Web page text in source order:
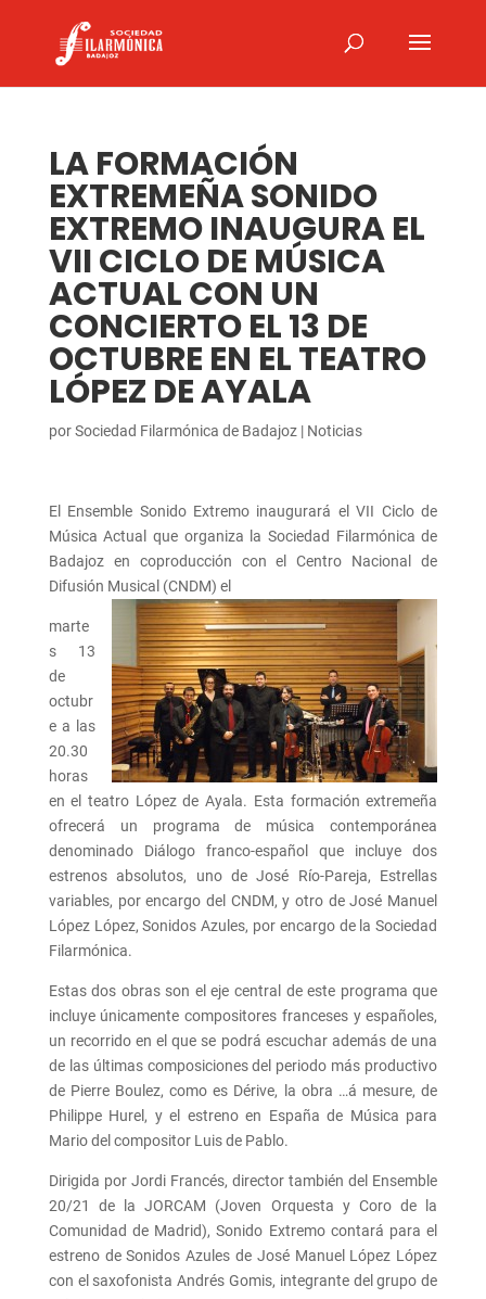
LA FORMACIÓN
EXTREMEÑA SONIDO
EXTREMO INAUGURA EL
VII CICLO DE MÚSICA
ACTUAL CON UN
CONCIERTO EL 13 DE
OCTUBRE EN EL TEATRO
LÓPEZ DE AYALA
porSociedad Filarmónica de Badajoz| Noticias
El Ensemble Sonido Extremo inaugurará el VII Ciclo de
Música Actual que organiza la Sociedad Filarmónica de
Badajoz en coproducción con el Centro Nacional de
Difusión Musical (CNDM) el
marte
s 13
de
octubr
e a las
20.30
horas
en el teatro López de Ayala. Esta formación extremeña
ofrecerá un programa de música contemporánea
denominado Diálogo franco-español que incluye dos
estrenos absolutos, uno de José Río-Pareja, Estrellas
variables, por encargo del CNDM, y otro de José Manuel
López López, Sonidos Azules, por encargo de la Sociedad
Filarmónica.
Estas dos obras son el eje central de este programa que
incluye únicamente compositores franceses y españoles,
un recorrido en el que se podrá escuchar además de una
de las últimas composiciones del periodo más productivo
de Pierre Boulez, como es Dérive, la obra …á mesure, de
Philippe Hurel, y el estreno en España de Música para
Mario del compositor Luis de Pablo.
Dirigida por Jordi Francés, director también del Ensemble
20/21 de la JORCAM (Joven Orquesta y Coro de la
Comunidad de Madrid), Sonido Extremo contará para el
estreno de Sonidos Azules de José Manuel López López
con el saxofonista Andrés Gomis, integrante del grupo de